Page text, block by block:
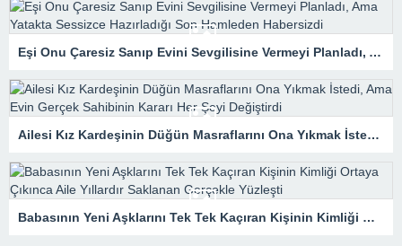
Eşi Onu Çaresiz Sanıp Evini Sevgilisine Vermeyi Planladı, Ama Yatakta Sessizce Hazırladığı Son Hamleden Habersizdi
Ailesi Kız Kardeşinin Düğün Masraflarını Ona Yıkmak İstedi, Ama Evin Gerçek Sahibinin Kararı Her Şeyi Değiştirdi
Babasının Yeni Aşklarını Tek Tek Kaçıran Kişinin Kimliği Ortaya Çıkınca Aile Yıllardır Saklanan Gerçekle Yüzleşti